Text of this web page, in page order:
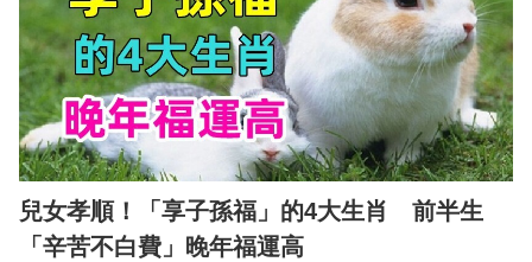
兒女孝順！「享子孫福」的4大生肖 前半生
「辛苦不白費」晚年福運高